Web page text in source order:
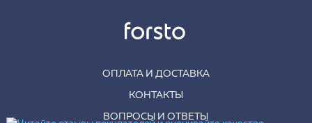
ОПЛАТА И ДОСТАВКА
КОНТАКТЫ
ВОПРОСЫ И ОТВЕТЫ